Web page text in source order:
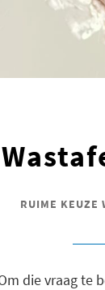
RUIME KEUZE
die vraag